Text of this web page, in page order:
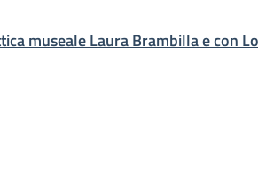
museale Laura Brambilla e con